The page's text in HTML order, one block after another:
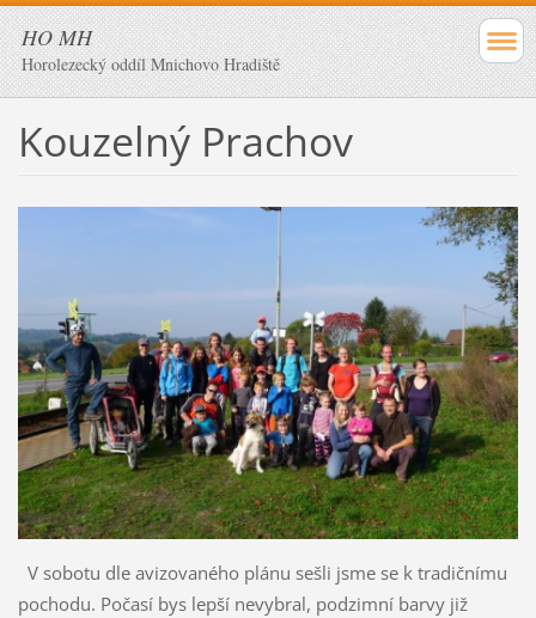
HO MH
Horolezecký oddíl Mnichovo Hradiště
Kouzelný Prachov
V sobotu dle avizovaného plánu sešli jsme se k tradičnímu
pochodu. Počasí bys lepší nevybral, podzimní barvy již